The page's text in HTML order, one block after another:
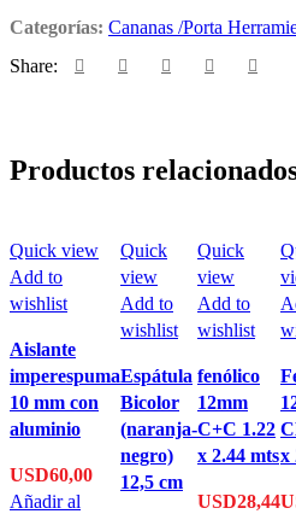
Categorías: Cananas /Porta
Share:
Productos
Quick view
Add to
wishlist
Aislante
imperespuma
10 mm con
aluminio
USD60,00
Añadir al
Quick
view
Add to
wishlist
Espátula
Bicolor
(naranja-
negro)
12,5 cm
Quick
view
Add to
wishlist
fenólico
12mm
C+C 1.22
x 2.44 mts
USD28,44
x